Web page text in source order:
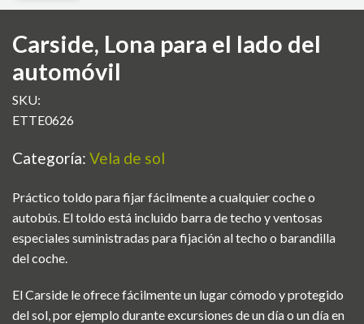
Carside, Lona para el lado del
automóvil
SKU:
ETTE0626
Categoría: Vela de sol
Práctico toldo para fijar fácilmente a cualquier coche o
autobús. El toldo está incluido barra de techo y ventosas
especiales suministradas para fijación al techo o barandilla
del coche.
El Carside le ofrece fácilmente un lugar cómodo y protegido
del sol, por ejemplo durante excursiones de un día o un día en